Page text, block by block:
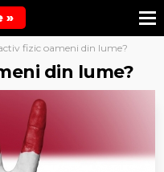
»
fizic oameni din lume?
din lume?